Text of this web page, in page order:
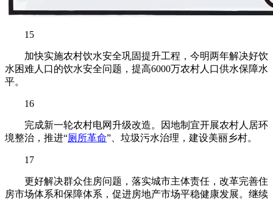
15
加快实施农村饮水安全巩固提升工程，今明两年解决好饮
水困难人口的饮水安全问题，提高6000万农村人口供水保障水
平。
16
完成新一轮农村电网升级改造。因地制宜开展农村人居环
境整治，推进“厕所革命”、垃圾污水治理，建设美丽乡村。
17
更好解决群众住房问题，落实城市主体责任，改革完善住
房市场体系和保障体系，促进房地产市场平稳健康发展。继续